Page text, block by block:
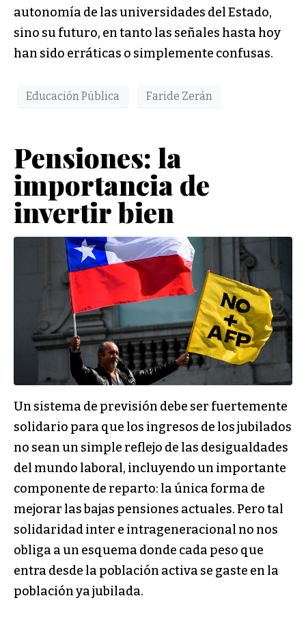
autonomía de las universidades del Estado,
sino su futuro, en tanto las señales hasta hoy
han sido erráticas o simplemente confusas.
Educación Pública Faride Zerán
Pensiones: la
importancia de
invertir bien
Un sistema de previsión debe ser fuertemente
solidario para que los ingresos de los jubilados
no sean un simple reflejo de las desigualdades
del mundo laboral, incluyendo un importante
componente de reparto: la única forma de
mejorar las bajas pensiones actuales. Pero tal
solidaridad inter e intrageneracional no nos
obliga a un esquema donde cada peso que
entra desde la población activa se gaste en la
población ya jubilada.